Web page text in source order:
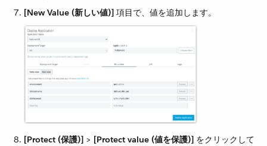
[New Value (新しい値)] ​ 項目で、値を追加します。
[Protect (保護)] ​ > ​ [Protect value (値を保護)] ​ をクリックして